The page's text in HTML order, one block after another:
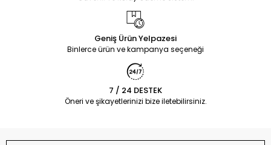
Geniş Ürün Yelpazesi
Binlerce ürün ve kampanya seçeneği
7 / 24 DESTEK
Öneri ve şikayetlerinizi bize iletebilirsiniz.